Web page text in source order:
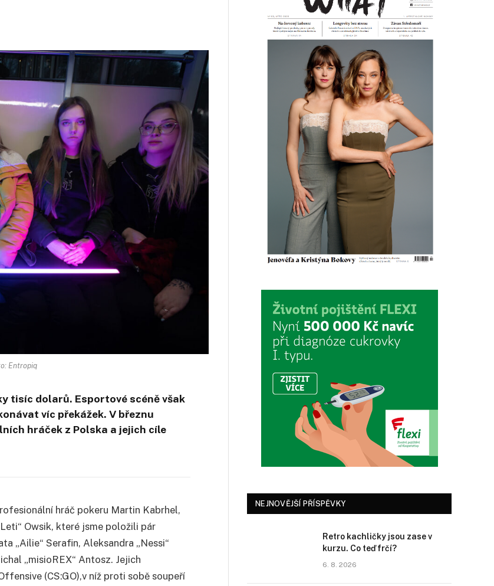
Entropiq
tisíc dolarů. Esportové scéně však
víc překážek. V březnu
hráček z Polska a jejich cíle
hráč pokeru Martin Kabrhel,
Owsik, které jsme položili pár
„Ailie“ Serafin, Aleksandra „Nessi“
„misioREX“ Antosz. Jejich
(CS:GO),v níž proti sobě soupeří
NEJNOVĚJŠÍ PŘÍSPĚVKY
Retro kachličky jsou zase v
kurzu. Co teď frčí?
6. 8. 2026